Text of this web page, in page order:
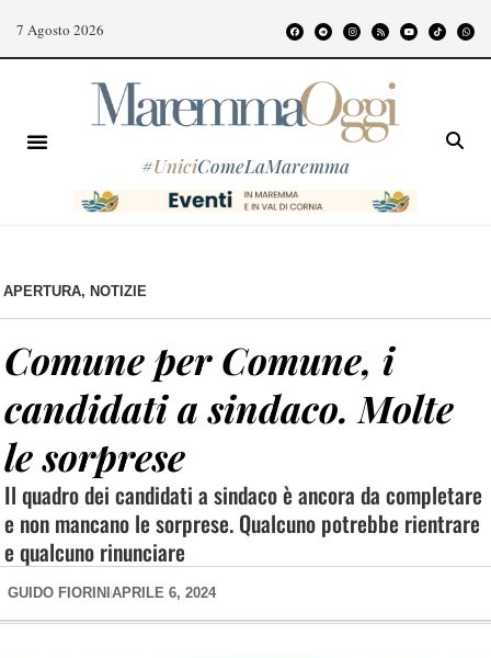
7 Agosto 2026
#UniciComeLaMaremma
APERTURA, NOTIZIE
Comune per Comune, i
candidati a sindaco. Molte
le sorprese
Il quadro dei candidati a sindaco è ancora da completare
e non mancano le sorprese. Qualcuno potrebbe rientrare
e qualcuno rinunciare
GUIDO FIORINI APRILE 6, 2024